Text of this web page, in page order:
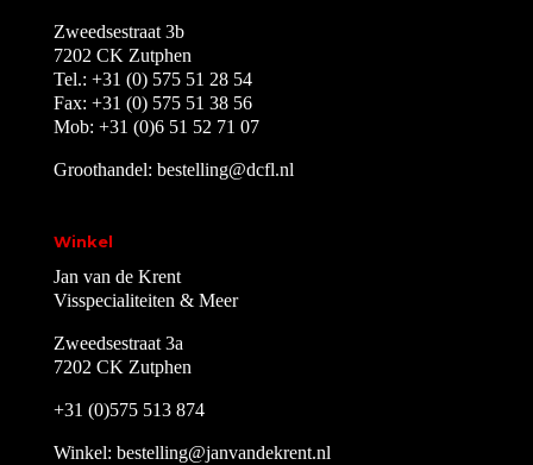
Zweedsestraat 3b
7202 CK Zutphen
Tel.: +31 (0) 575 51 28 54
Fax: +31 (0) 575 51 38 56
Mob: +31 (0)6 51 52 71 07
Groothandel: bestelling@dcfl.nl
Winkel
Jan van de Krent
Visspecialiteiten & Meer
Zweedsestraat 3a
7202 CK Zutphen
+31 (0)575 513 874
Winkel: bestelling@janvandekrent.nl